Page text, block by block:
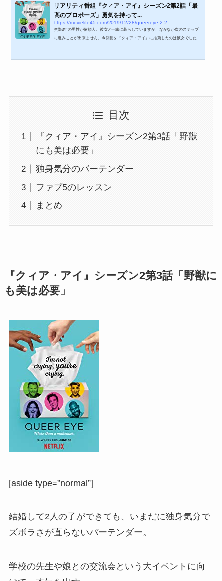
リアリティ番組『クィア・アイ』シーズン2第2話「最
高のプロポーズ」勇気を持って...
https://movielife45.com/2019/12/28/queereye-2-2
交際3年の男性が依頼人。彼女と一緒に暮らしていますが、なかなか次のステップ
に進みことが出来ません。今回彼を『クィア・アイ』に推薦したのは彼女でした。
目次
『クィア・アイ』シーズン2第3話「野獣
にも美は必要」
独身気分のバーテンダー
ファブ5のレッスン
まとめ
『クィア・アイ』シーズン2第3話「野獣に
も美は必要」
[aside type=”normal”]
結婚して2人の子ができても、いまだに独身気分で
ズボラさが直らないバーテンダー。
学校の先生や娘との交流会という大イベントに向